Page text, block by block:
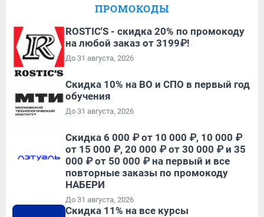
ПРОМОКОДЫ
ROSTIC'S - скидка 20% по промокоду
на любой заказ от 3199₽!
До 31 августа, 2026
Скидка 10% на ВО и СПО в первый год
обучения
До 31 августа, 2026
Скидка 6 000 ₽ от 10 000 ₽, 10 000 ₽
от 15 000 ₽, 20 000 ₽ от 30 000 ₽ и 35
000 ₽ от 50 000 ₽ на первый и все
повторные заказы по промокоду
НАБЕРИ
До 31 августа, 2026
Скидка 11% на все курсы